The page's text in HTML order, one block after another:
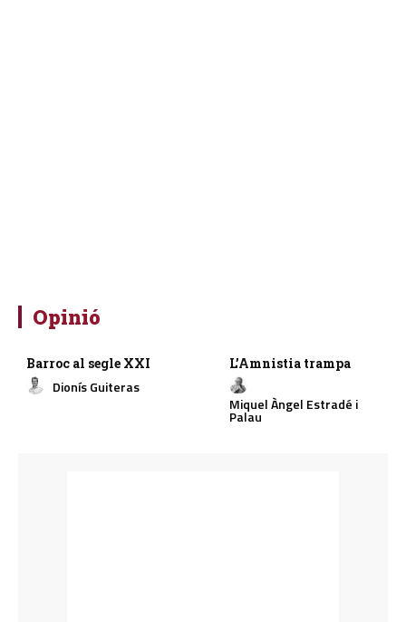
Opinió
Barroc al segle XXI
Dionís Guiteras
L’Amnistia trampa
Miquel Àngel Estradé i
Palau